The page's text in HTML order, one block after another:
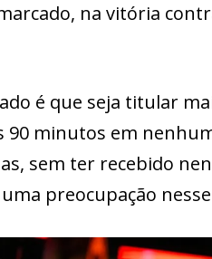
na vitória
é que seja titular
90 minutos em
sem ter recebido
preocupação